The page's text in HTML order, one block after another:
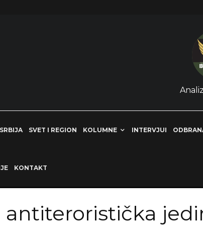
SRBIJA SVET I REGION KOLUMNE INTERVJUI
KONTAKT
antiteroristička